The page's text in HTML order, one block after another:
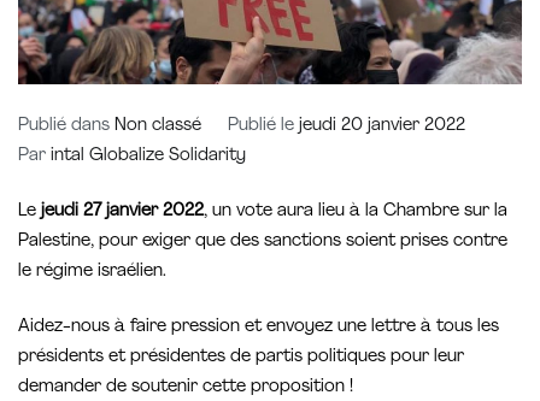
Publié dans Non classé Publié le jeudi 20 janvier 2022
Par intal Globalize Solidarity
Le jeudi 27 janvier 2022, un vote aura lieu à la Chambre sur la
Palestine, pour exiger que des sanctions soient prises contre
le régime israélien.
Aidez-nous à faire pression et envoyez une lettre à tous les
présidents et présidentes de partis politiques pour leur
demander de soutenir cette proposition !